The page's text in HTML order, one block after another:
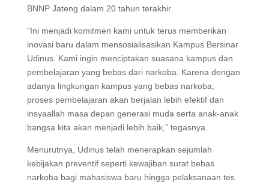
BNNP Jateng dalam 20 tahun terakhir.
“Ini menjadi komitmen kami untuk terus memberikan
inovasi baru dalam mensosialisasikan Kampus Bersinar
Udinus. Kami ingin menciptakan suasana kampus dan
pembelajaran yang bebas dari narkoba. Karena dengan
adanya lingkungan kampus yang bebas narkoba,
proses pembelajaran akan berjalan lebih efektif dan
insyaallah masa depan generasi muda serta anak-anak
bangsa kita akan menjadi lebih baik,” tegasnya.
Menurutnya, Udinus telah menerapkan sejumlah
kebijakan preventif seperti kewajiban surat bebas
narkoba bagi mahasiswa baru hingga pelaksanaan tes